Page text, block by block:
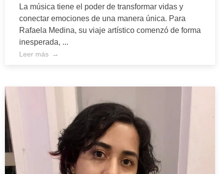
La música tiene el poder de transformar vidas y
conectar emociones de una manera única. Para
Rafaela Medina, su viaje artístico comenzó de forma
inesperada, ...
Leer más